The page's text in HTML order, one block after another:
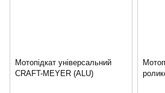
Мотопідкат універсальний
CRAFT-MEYER (ALU)